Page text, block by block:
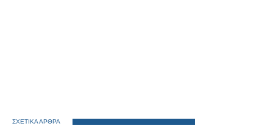
ΣΧΕΤΙΚΑ ΑΡΘΡΑ